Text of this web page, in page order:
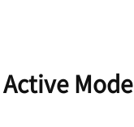
Active Mode